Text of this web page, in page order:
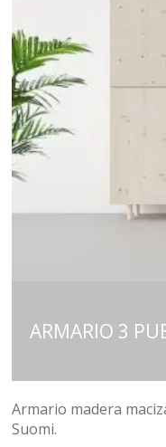
ARMARIO 3
Armario madera
Suomi.